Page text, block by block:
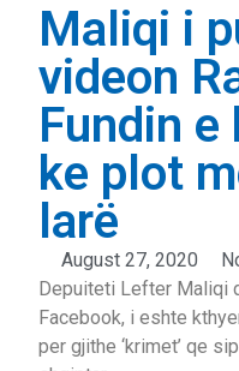
Maliqi i
videon
Fundin e
ke plot
larë
August 27, 2020
Depuiteti Lefter Maliqi
Facebook, i eshte
per gjithe ‘krimet’ qe